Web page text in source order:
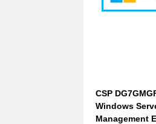
CSP
Windows
Management